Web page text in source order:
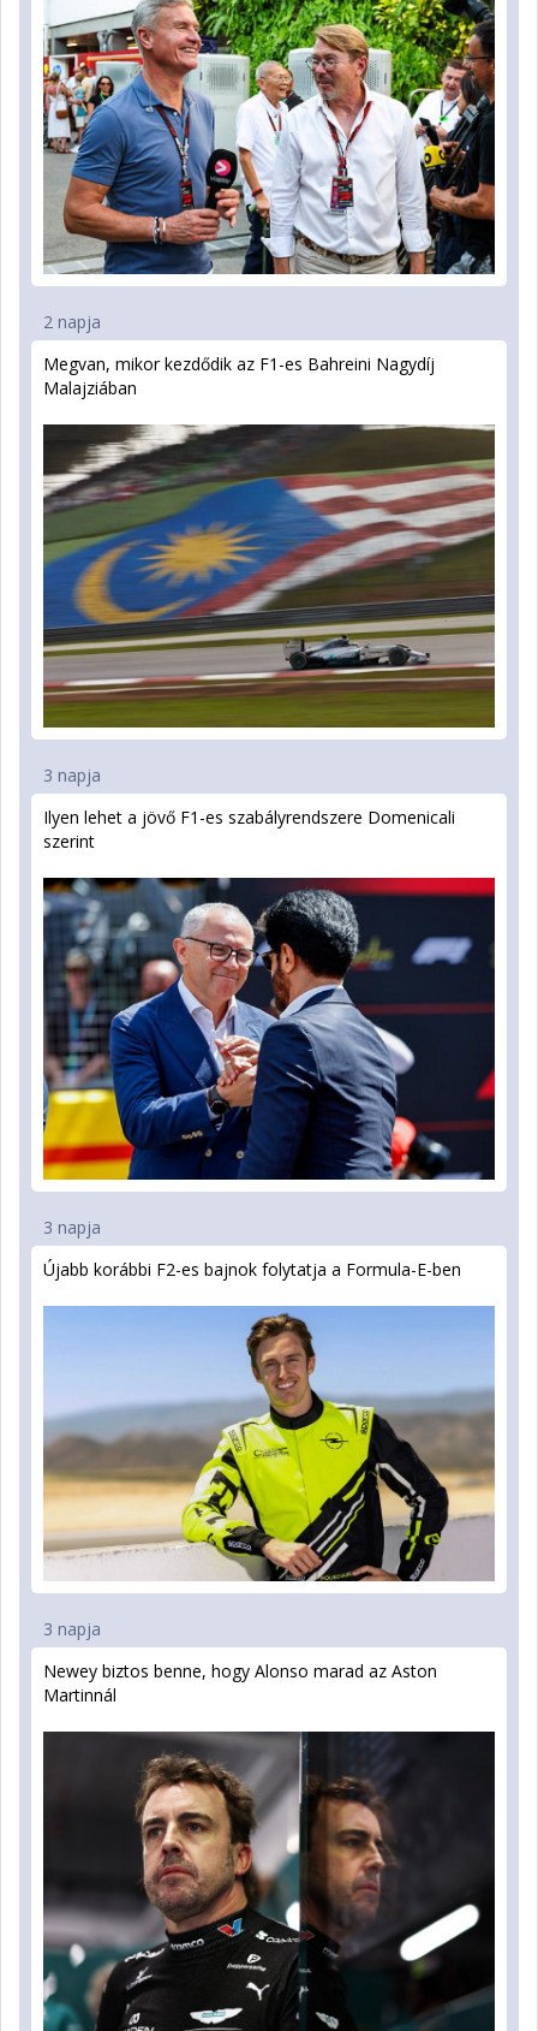
2 napja
Megvan, mikor kezdődik az F1-es Bahreini Nagydíj
Malajziában
3 napja
Ilyen lehet a jövő F1-es szabályrendszere Domenicali
szerint
3 napja
Újabb korábbi F2-es bajnok folytatja a Formula-E-ben
3 napja
Newey biztos benne, hogy Alonso marad az Aston
Martinnál